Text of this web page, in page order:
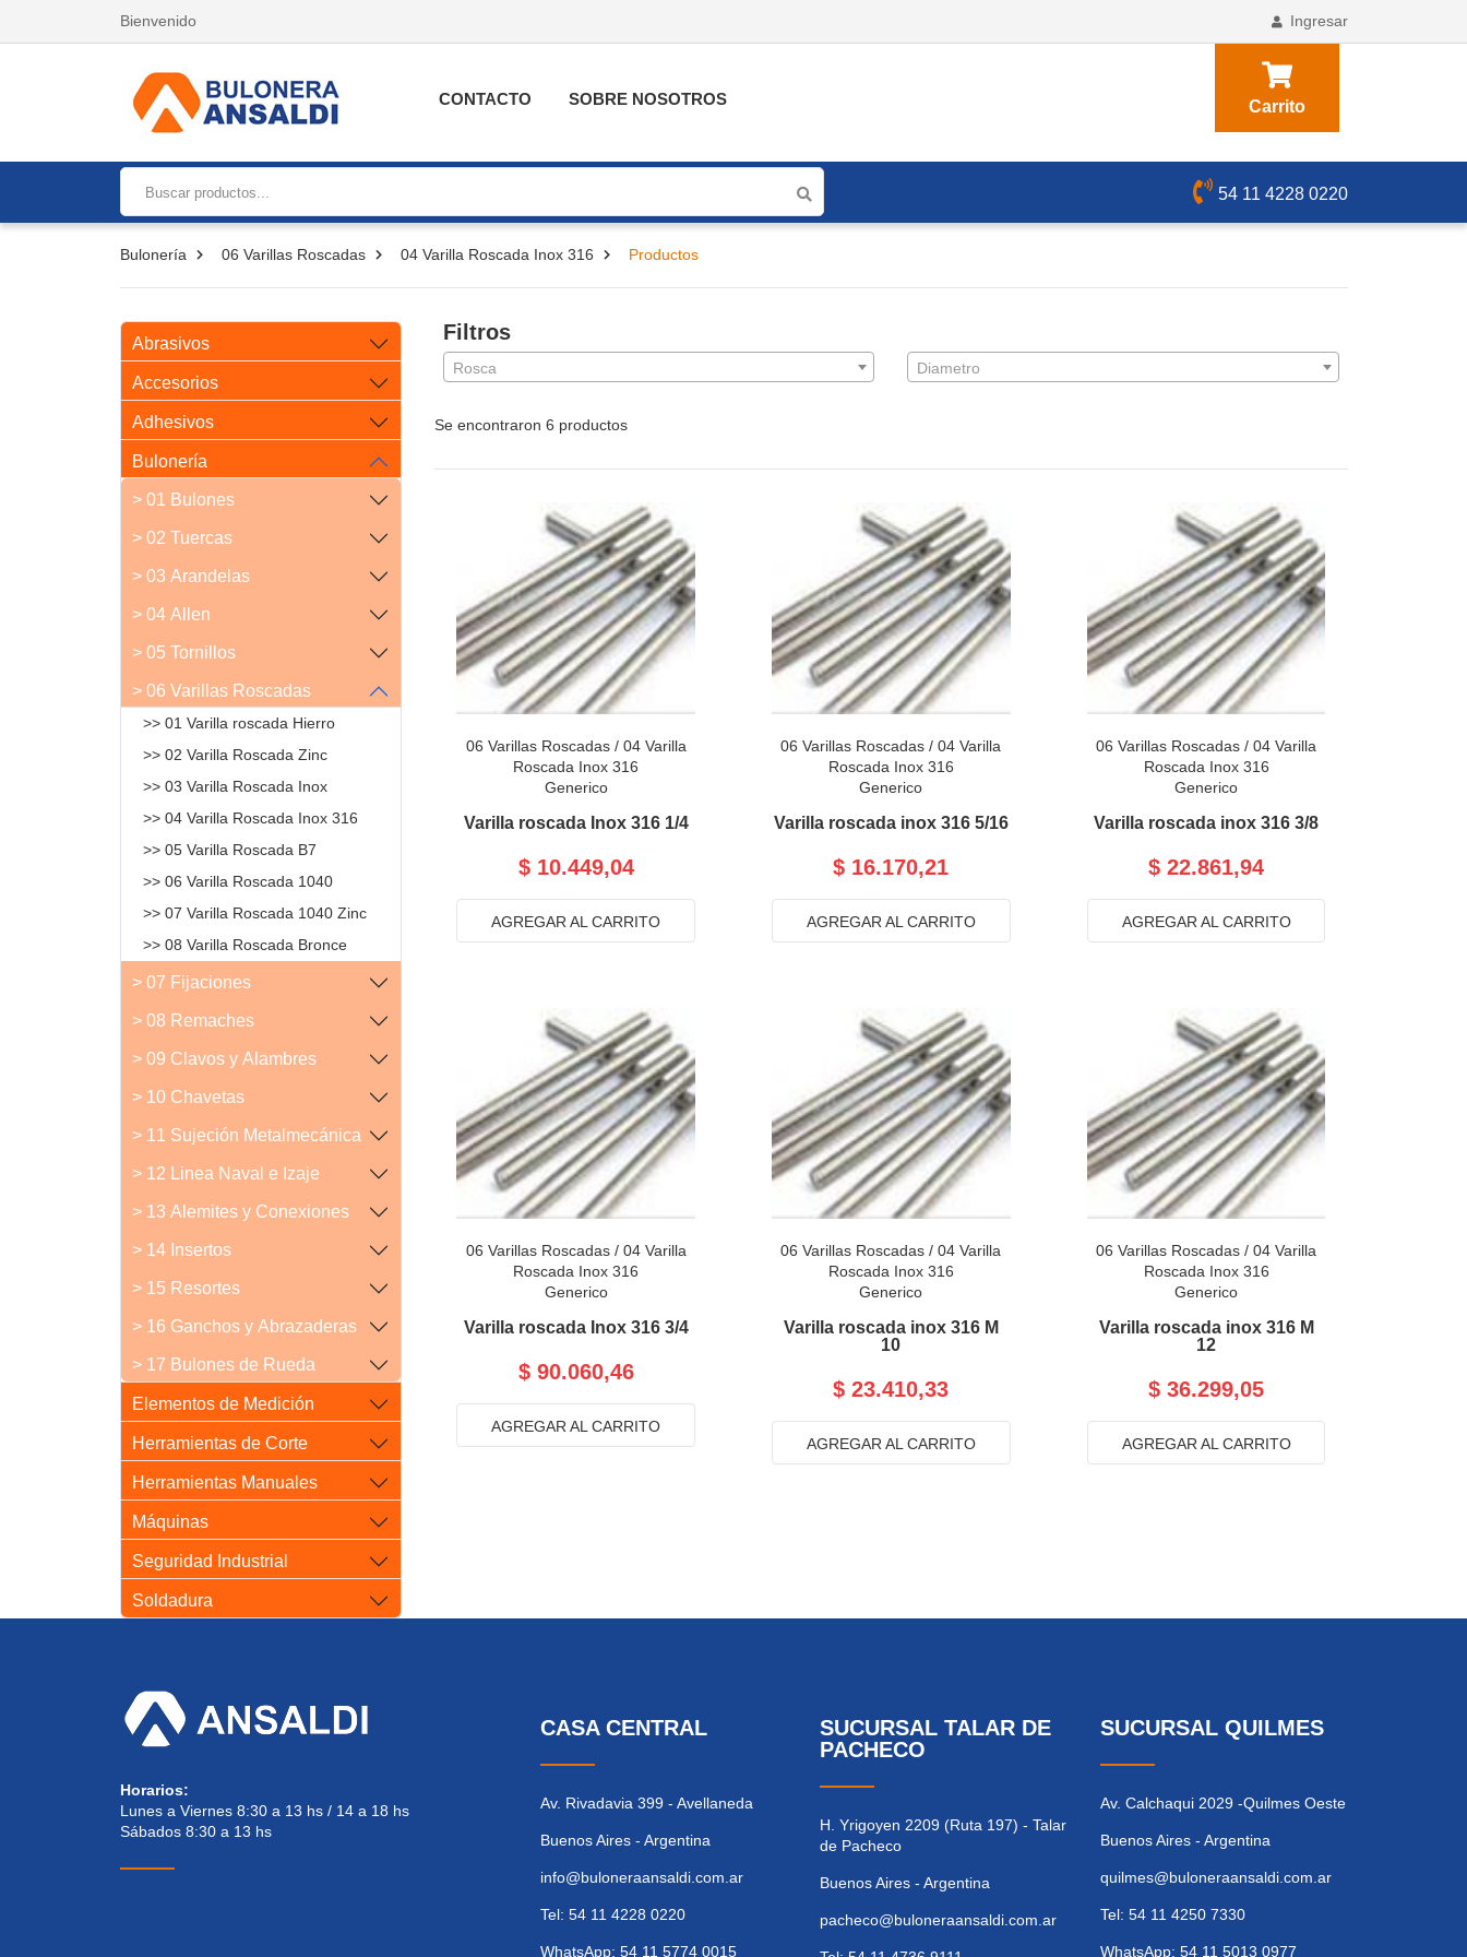
Bienvenido Ingresar
CONTACTO SOBRE NOSOTROS Carrito
54 11 4228 0220
Bulonería 06 Varillas Roscadas 04 Varilla Roscada Inox 316 Productos
Abrasivos
Accesorios
Adhesivos
Bulonería
> 01 Bulones
> 02 Tuercas
> 03 Arandelas
> 04 Allen
> 05 Tornillos
> 06 Varillas Roscadas
>> 01 Varilla roscada Hierro
>> 02 Varilla Roscada Zinc
>> 03 Varilla Roscada Inox
>> 04 Varilla Roscada Inox 316
>> 05 Varilla Roscada B7
>> 06 Varilla Roscada 1040
>> 07 Varilla Roscada 1040 Zinc
>> 08 Varilla Roscada Bronce
> 07 Fijaciones
> 08 Remaches
> 09 Clavos y Alambres
> 10 Chavetas
> 11 Sujeción Metalmecánica
> 12 Linea Naval e Izaje
> 13 Alemites y Conexiones
> 14 Insertos
> 15 Resortes
> 16 Ganchos y Abrazaderas
> 17 Bulones de Rueda
Elementos de Medición
Herramientas de Corte
Herramientas Manuales
Máquinas
Seguridad Industrial
Soldadura
Filtros
Rosca Diametro
Se encontraron 6 productos
06 Varillas Roscadas/ 04 Varilla
Roscada Inox 316
Generico
Varilla roscada Inox 316 1/4
$ 10.449,04
AGREGAR AL CARRITO
06 Varillas Roscadas /04 Varilla
Roscada Inox 316
Generico
Varilla roscada inox 316 5/16
$ 16.170,21
AGREGAR AL CARRITO
06 Varillas Roscadas /04 Varilla
Roscada Inox 316
Generico
Varilla roscada inox 316 3/8
$ 22.861,94
AGREGAR AL CARRITO
06 Varillas Roscadas/ 04 Varilla
Roscada Inox 316
Generico
Varilla roscada Inox 316 3/4
$ 90.060,46
AGREGAR AL CARRITO
06 Varillas Roscadas /04 Varilla
Roscada Inox 316
Generico
Varilla roscada inox 316 M
10
$ 23.410,33
AGREGAR AL CARRITO
06 Varillas Roscadas /04 Varilla
Roscada Inox 316
Generico
Varilla roscada inox 316 M
12
$ 36.299,05
AGREGAR AL CARRITO
Horarios:
Lunes a Viernes 8:30 a 13 hs / 14 a 18 hs
Sábados 8:30 a 13 hs
CASA CENTRAL
Av. Rivadavia 399 - Avellaneda
Buenos Aires - Argentina
info@buloneraansaldi.com.ar
Tel: 54 11 4228 0220
WhatsApp: 54 11 5774 0015
SUCURSAL TALAR DE
PACHECO
H. Yrigoyen 2209 (Ruta 197) - Talar
de Pacheco
Buenos Aires - Argentina
pacheco@buloneraansaldi.com.ar
SUCURSAL QUILMES
Av. Calchaqui 2029 -Quilmes Oeste
Buenos Aires - Argentina
quilmes@buloneraansaldi.com.ar
Tel: 54 11 4250 7330
WhatsApp: 54 11 5013 0977